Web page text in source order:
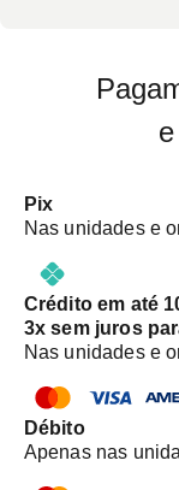
Pix
Nas unidades e
Crédito em até
3x sem juros
Nas unidades e
Débito
Apenas nas